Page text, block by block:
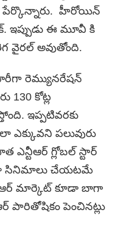
పేర్కొన్నారు. హీరోయిన్
ఇప్పుడు ఈ మూవీ కి
వైరల్ అవుతోంది.
రెమ్యునరేషన్
130 కోట్ల
ఇప్పటివరకు
ఎక్కువని పలువురు
ఎన్టీఆర్ గ్లోబల్ స్టార్
సినిమాలు చేయటమే
మార్కెట్ కూడా బాగా
పారితోషికం పెంచినట్లు